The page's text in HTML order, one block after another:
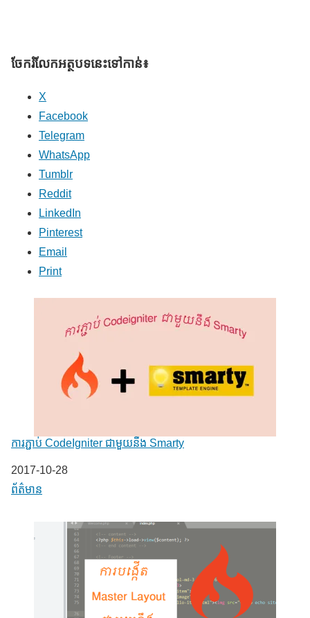
ចែករំលែក​អត្ថបទនេះទៅកាន់៖
X
Facebook
Telegram
WhatsApp
Tumblr
Reddit
LinkedIn
Pinterest
Email
Print
ការភ្ជាប់ CodeIgniter ជាមួយនឹង Smarty
Date
2017-10-28
In relation to
ព័ត៌មាន